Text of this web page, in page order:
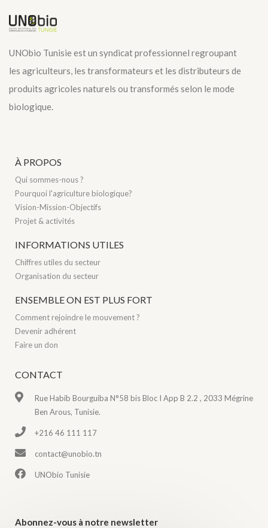
UNObio Tunisie est un syndicat professionnel regroupant
les agriculteurs, les transformateurs et les distributeurs de
produits agricoles naturels ou transformés selon le mode
biologique.
À PROPOS
Qui sommes-nous ?
Pourquoi l'agriculture biologique?
Vision-Mission-Objectifs
Projet & activités
INFORMATIONS UTILES
Chiffres utiles du secteur
Organisation du secteur
ENSEMBLE ON EST PLUS FORT
Comment rejoindre le mouvement ?
Devenir adhérent
Faire un don
CONTACT
Rue Habib Bourguiba N°58 bis Bloc I App B 2.2 , 2033 Mégrine
Ben Arous, Tunisie.
+216 46 111 117
contact@unobio.tn
UNObio Tunisie
Abonnez-vous à notre newsletter